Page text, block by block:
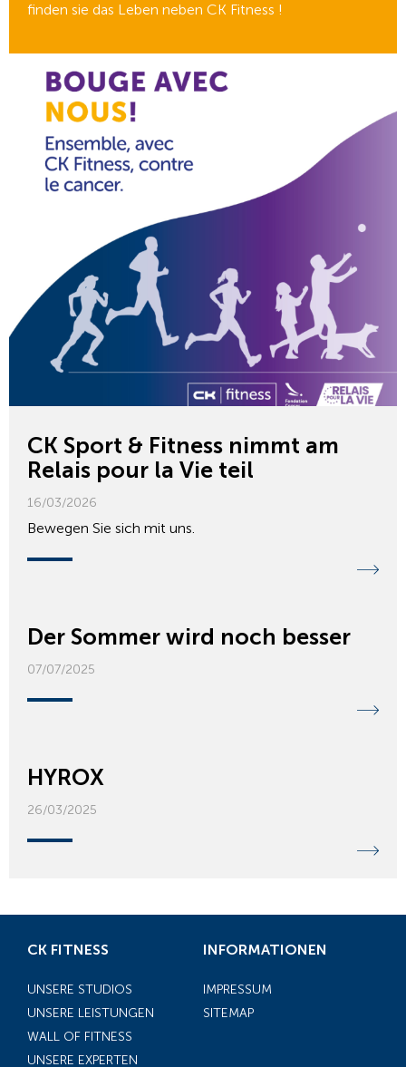
finden sie das Leben neben CK Fitness !
CK Sport & Fitness nimmt am
Relais pour la Vie teil
16/03/2026
Bewegen Sie sich mit uns.
Der Sommer wird noch besser
07/07/2025
HYROX
26/03/2025
CK FITNESS
UNSERE STUDIOS
UNSERE LEISTUNGEN
WALL OF FITNESS
UNSERE EXPERTEN
INFORMATIONEN
IMPRESSUM
SITEMAP